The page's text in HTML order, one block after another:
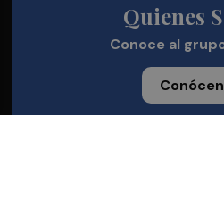
Quienes
Conoce al